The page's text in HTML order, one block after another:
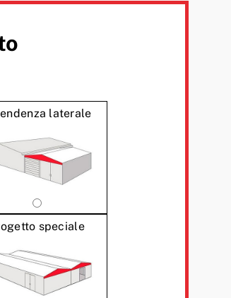
laterale
speciale